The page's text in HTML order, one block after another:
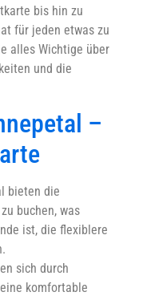
bis hin zu
für jeden etwas zu
alles Wichtige über
und die
–
bieten die
buchen, was
ist, die flexiblere
sich durch
komfortable